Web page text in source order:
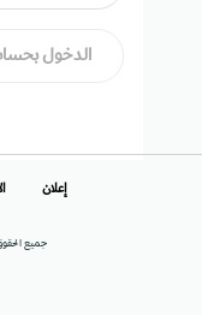
الدخول
جميع
إعلان